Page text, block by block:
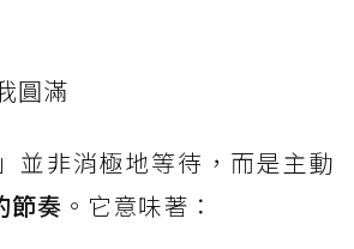
圓滿
並非消極地等待，而是主動
節奏 。它意味著：